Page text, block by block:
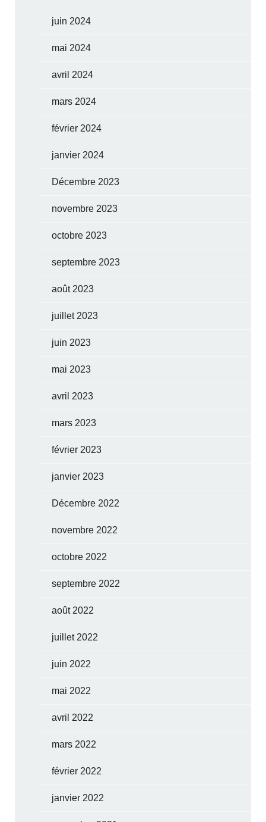
juin 2024
mai 2024
avril 2024
mars 2024
février 2024
janvier 2024
Décembre 2023
novembre 2023
octobre 2023
septembre 2023
août 2023
juillet 2023
juin 2023
mai 2023
avril 2023
mars 2023
février 2023
janvier 2023
Décembre 2022
novembre 2022
octobre 2022
septembre 2022
août 2022
juillet 2022
juin 2022
mai 2022
avril 2022
mars 2022
février 2022
janvier 2022